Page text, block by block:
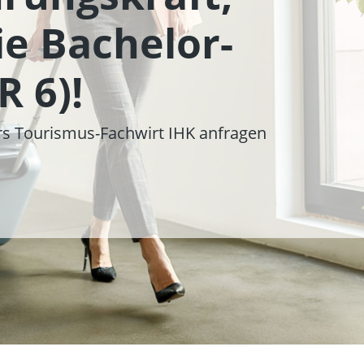
Bachelor-
6)!
Tourismus-Fachwirt IHK anfragen
Beratung
und wo du
Touristik-Fachkraft anfordern